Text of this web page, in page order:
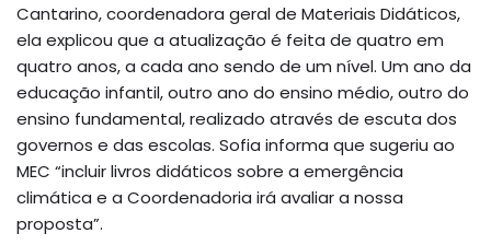
Cantarino, coordenadora geral de Materiais Didáticos,
ela explicou que a atualização é feita de quatro em
quatro anos, a cada ano sendo de um nível. Um ano da
educação infantil, outro ano do ensino médio, outro do
ensino fundamental, realizado através de escuta dos
governos e das escolas. Sofia informa que sugeriu ao
MEC “incluir livros didáticos sobre a emergência
climática e a Coordenadoria irá avaliar a nossa
proposta”.